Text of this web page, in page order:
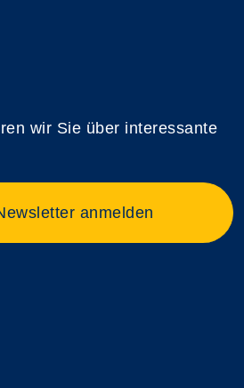
wir Sie über interessante
anmelden